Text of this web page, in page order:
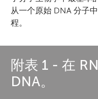
从一个原始 DNA 分子
程。
附表 1 - 在
DNA。